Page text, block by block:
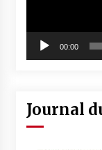
00:00
Journal